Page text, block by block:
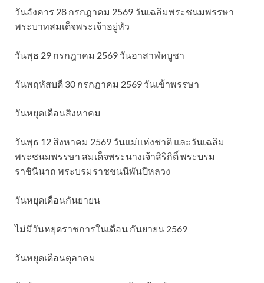
วันอังคาร 28 กรกฎาคม 2569 วันเฉลิมพระชนมพรรษา
พระบาทสมเด็จพระเจ้าอยู่หัว
วันพุธ 29 กรกฎาคม 2569 วันอาสาฬหบูชา
วันพฤหัสบดี 30 กรกฎาคม 2569 วันเข้าพรรษา
วันหยุดเดือนสิงหาคม
วันพุธ 12 สิงหาคม 2569 วันแม่แห่งชาติ และวันเฉลิม
พระชนมพรรษา สมเด็จพระนางเจ้าสิริกิติ์ พระบรม
ราชินีนาถ พระบรมราชชนนีพันปีหลวง
วันหยุดเดือนกันยายน
ไม่มีวันหยุดราชการในเดือน กันยายน 2569
วันหยุดเดือนตุลาคม